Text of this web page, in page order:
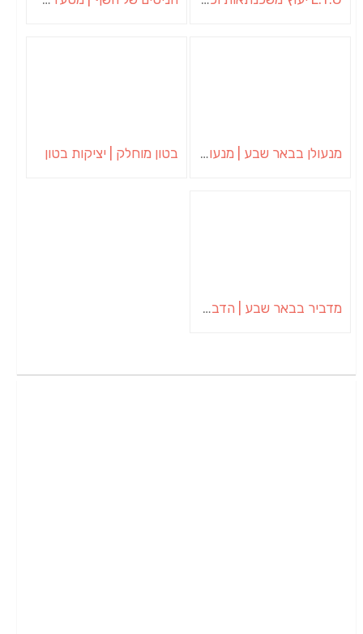
מנעולן בבאר שבע | מנעולן באופקים | ויטלי המנעולן בטון מוחלק | יציקות בטון
מדביר בבאר שבע | הדברה בבאר שבע | יוגב הדברות